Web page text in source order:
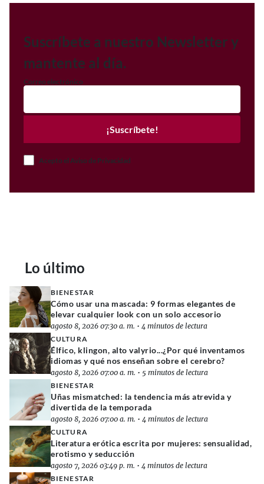
Suscríbete a nuestro Newsletter y
mantente al día.
Correo electrónico
¡Suscríbete!
Acepto el Aviso de Privacidad
Lo último
BIENESTAR
Cómo usar una mascada: 9 formas elegantes de
elevar cualquier look con un solo accesorio
agosto 8, 2026 07:30 a. m. • 4 minutos de lectura
CULTURA
Élfico, klingon, alto valyrio...¿Por qué inventamos
idiomas y qué nos enseñan sobre el cerebro?
agosto 8, 2026 07:00 a. m. • 5 minutos de lectura
BIENESTAR
Uñas mismatched: la tendencia más atrevida y
divertida de la temporada
agosto 8, 2026 07:00 a. m. • 4 minutos de lectura
CULTURA
Literatura erótica escrita por mujeres: sensualidad,
erotismo y seducción
agosto 7, 2026 03:49 p. m. • 4 minutos de lectura
BIENESTAR